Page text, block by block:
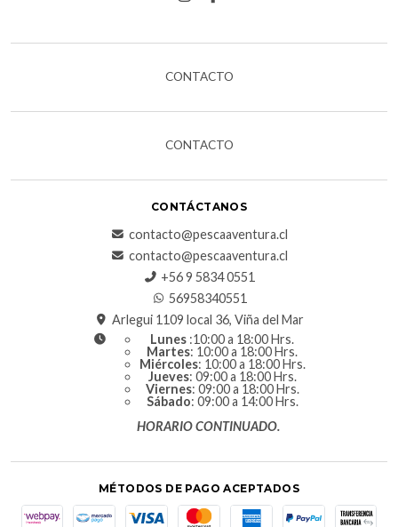
CONTACTO
CONTACTO
CONTÁCTANOS
contacto@pescaaventura.cl
contacto@pescaaventura.cl
+56 9 5834 0551
56958340551
Arlegui 1109 local 36, Viña del Mar
Lunes :10:00 a 18:00 Hrs.
Martes: 10:00 a 18:00 Hrs.
Miércoles: 10:00 a 18:00 Hrs.
Jueves: 09:00 a 18:00 Hrs.
Viernes: 09:00 a 18:00 Hrs.
Sábado: 09:00 a 14:00 Hrs.
HORARIO CONTINUADO.
MÉTODOS DE PAGO ACEPTADOS